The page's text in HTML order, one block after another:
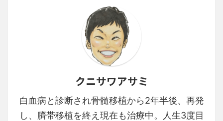
クニサワアサミ
白血病と診断され骨髄移植から2年半後、再発
し、臍帯移植を終え現在も治療中。人生3度目